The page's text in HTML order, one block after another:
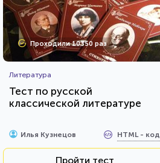
Проходили 10350 раз
Литература
Тест по русской
классической литературе
Илья Кузнецов HTML - код
Пройти тест